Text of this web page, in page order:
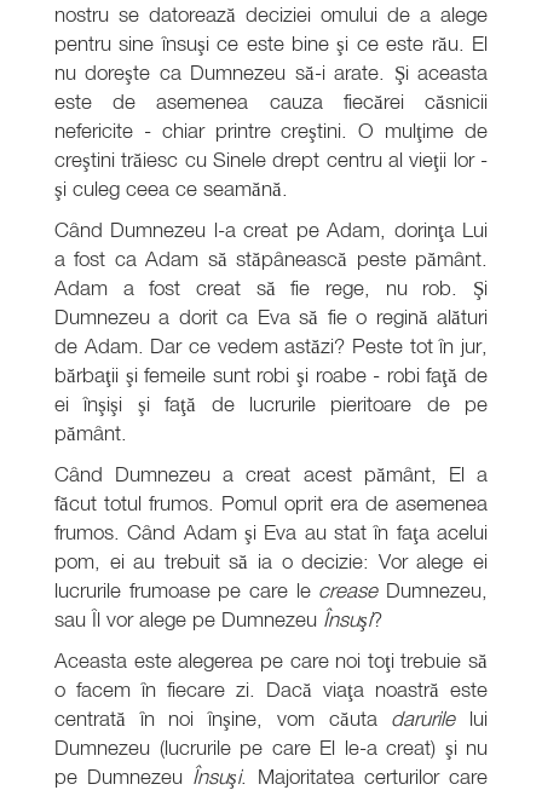
nostru se datorează deciziei omului de a alege
pentru sine însuşi ce este bine şi ce este rău. El
nu doreşte ca Dumnezeu să-i arate. Şi aceasta
este de asemenea cauza fiecărei căsnicii
nefericite - chiar printre creştini. O mulţime de
creştini trăiesc cu Sinele drept centru al vieţii lor -
şi culeg ceea ce seamănă.
Când Dumnezeu l-a creat pe Adam, dorinţa Lui
a fost ca Adam să stăpânească peste pământ.
Adam a fost creat să fie rege, nu rob. Şi
Dumnezeu a dorit ca Eva să fie o regină alături
de Adam. Dar ce vedem astăzi? Peste tot în jur,
bărbaţii şi femeile sunt robi şi roabe - robi faţă de
ei înşişi şi faţă de lucrurile pieritoare de pe
pământ.
Când Dumnezeu a creat acest pământ, El a
făcut totul frumos. Pomul oprit era de asemenea
frumos. Când Adam şi Eva au stat în faţa acelui
pom, ei au trebuit să ia o decizie: Vor alege ei
lucrurile frumoase pe care le crease Dumnezeu,
sau Îl vor alege pe Dumnezeu Însuşi?
Aceasta este alegerea pe care noi toţi trebuie să
o facem în fiecare zi. Dacă viaţa noastră este
centrată în noi înşine, vom căuta darurile lui
Dumnezeu (lucrurile pe care El le-a creat) şi nu
pe Dumnezeu Însuşi. Majoritatea certurilor care